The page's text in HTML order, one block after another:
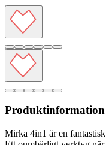
Produktinformation
Mirka 4in1 är en